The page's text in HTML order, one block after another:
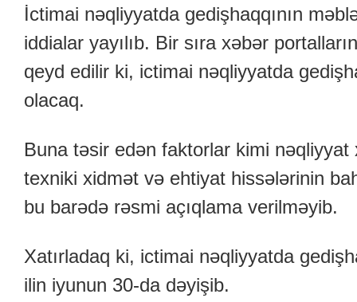
İctimai nəqliyyatda gedişhaqqının
iddialar yayılıb. Bir sıra xəbər
qeyd edilir ki, ictimai nəqliyyatda
olacaq.
Buna təsir edən faktorlar kimi nəqliyyat
texniki xidmət və ehtiyat hissələrinin
bu barədə rəsmi açıqlama verilməyib.
Xatırladaq ki, ictimai nəqliyyatda
ilin iyunun 30-da dəyişib.